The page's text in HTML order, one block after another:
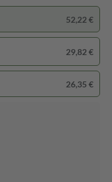
52,22 €
29,82 €
26,35 €